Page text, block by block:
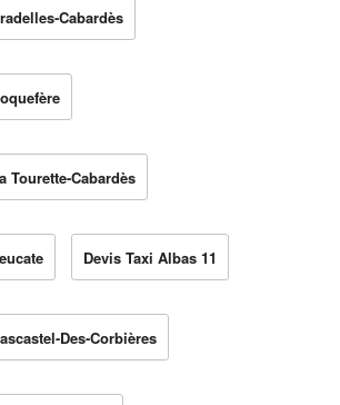
Cabardès
Tourette-Cabardès
Devis Taxi Albas 11
Des-Corbières